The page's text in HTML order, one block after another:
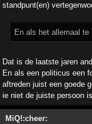
standpunt(en)
En als het allemaal te
Dat is de laatste jaren
En als een politicus een
aftreden juist een goede
ie niet de juiste persoon
MiQ!:cheer: